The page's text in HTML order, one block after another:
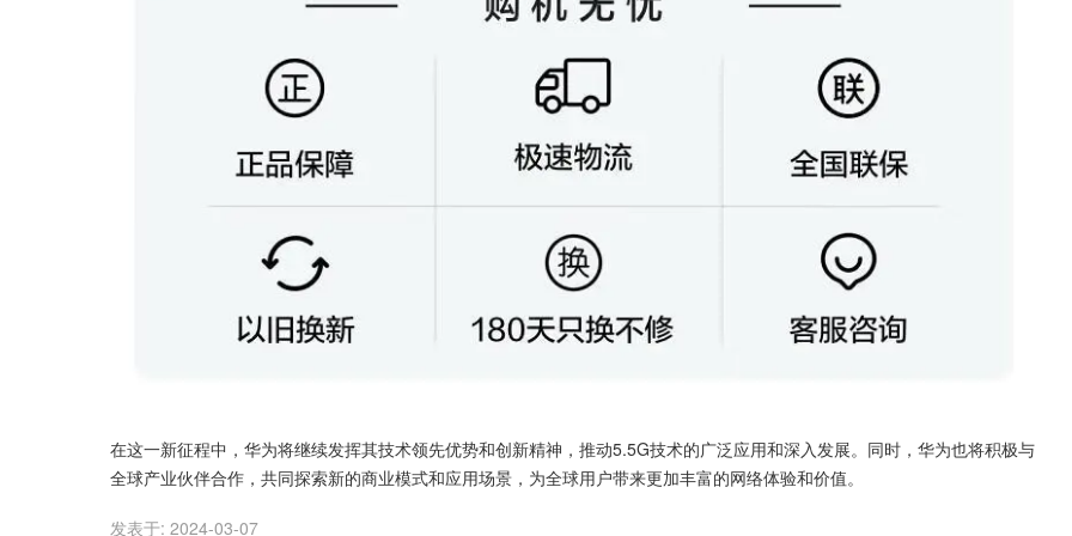
在这一新征程中，华为将继续发挥其技术领先优势和创新精神，推动5.5G技术的广泛应用和深入发展。同时，华为也将积极与
全球产业伙伴合作，共同探索新的商业模式和应用场景，为全球用户带来更加丰富的网络体验和价值。
发表于: 2024-03-07